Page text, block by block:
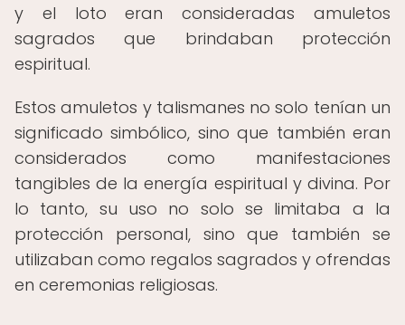
y el loto eran consideradas amuletos
sagrados que brindaban protección
espiritual.
Estos amuletos y talismanes no solo tenían un
significado simbólico, sino que también eran
considerados como manifestaciones
tangibles de la energía espiritual y divina. Por
lo tanto, su uso no solo se limitaba a la
protección personal, sino que también se
utilizaban como regalos sagrados y ofrendas
en ceremonias religiosas.